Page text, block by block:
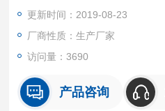
更新时间：2019-08-23
厂商性质：生产厂家
访问量：3690
产品咨询